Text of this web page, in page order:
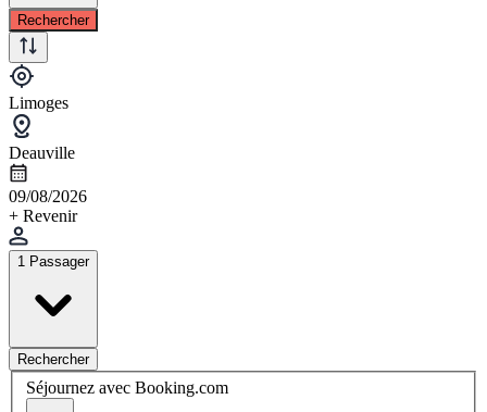
Rechercher
Limoges
Deauville
09/08/2026
+ Revenir
1 Passager
Rechercher
Séjournez avec Booking.com